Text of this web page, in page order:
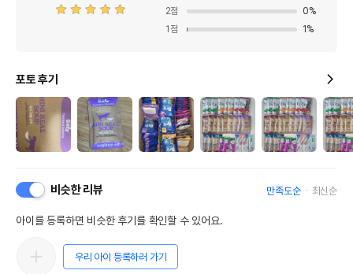
2점 0%
1 점 1 %
포토 후기
비슷한 리뷰 만족도순 최신순
아이를 등록하면 비슷한 후기를 확인할 수 있어요.
우리 아이 등록하러 가기